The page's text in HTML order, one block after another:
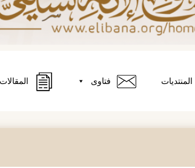
المنتديات فتاوى المقالات